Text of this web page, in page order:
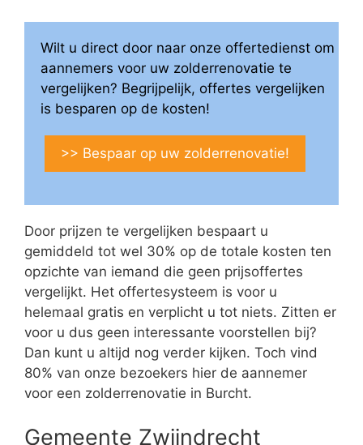
Wilt u direct door naar onze offertedienst om
aannemers voor uw zolderrenovatie te
vergelijken? Begrijpelijk, offertes vergelijken
is besparen op de kosten!
>> Bespaar op uw zolderrenovatie!
Door prijzen te vergelijken bespaart u
gemiddeld tot wel 30% op de totale kosten ten
opzichte van iemand die geen prijsoffertes
vergelijkt. Het offertesysteem is voor u
helemaal gratis en verplicht u tot niets. Zitten er
voor u dus geen interessante voorstellen bij?
Dan kunt u altijd nog verder kijken. Toch vind
80% van onze bezoekers hier de aannemer
voor een zolderrenovatie in Burcht.
Gemeente Zwijndrecht